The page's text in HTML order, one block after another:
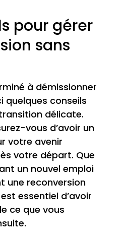
pour gérer
sans
à démissionner
quelques conseils
délicate.
vous d’avoir un
votre avenir
votre départ. Que
un nouvel emploi
une reconversion
essentiel d’avoir
ce que vous